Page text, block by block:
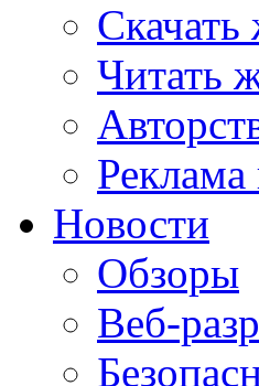
Читать
Новости
Обзоры
Веб-